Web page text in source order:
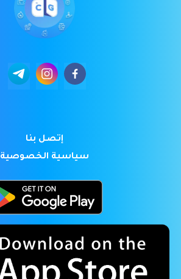
إتصل بنا
سياسية الخصوصية